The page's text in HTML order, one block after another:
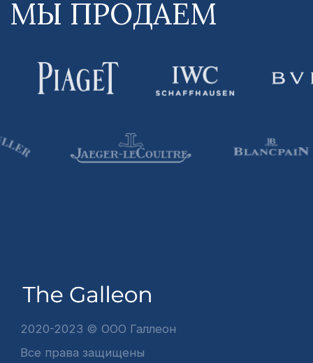
Главная Новости
Услуги
Данный интернет-сайт носит информационный
характер и ни при каких условиях не является
информации о наличии и стоимости указанных
товаров и (или) услуг, пожалуйста, обращайтесь
к нашим менеджерам по средства связи,